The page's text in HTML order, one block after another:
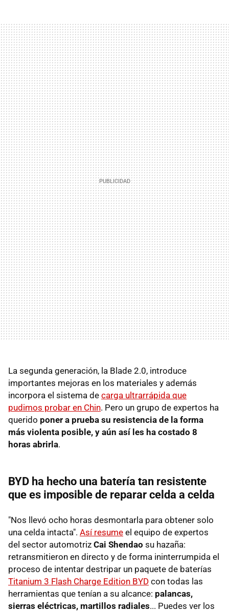
La segunda generación, la Blade 2.0, introduce
importantes mejoras en los materiales y además
incorpora el sistema de carga ultrarrápida que
pudimos probar en Chin. Pero un grupo de expertos ha
querido poner a prueba su resistencia de la forma
más violenta posible, y aún así les ha costado 8
horas abrirla.
BYD ha hecho una batería tan resistente
que es imposible de reparar celda a celda
"Nos llevó ocho horas desmontarla para obtener solo
una celda intacta". Así resume el equipo de expertos
del sector automotriz Cai Shendao su hazaña:
retransmitieron en directo y de forma ininterrumpida el
proceso de intentar destripar un paquete de baterías
Titanium 3 Flash Charge Edition BYD con todas las
herramientas que tenían a su alcance: palancas,
sierras eléctricas, martillos radiales... Puedes ver los